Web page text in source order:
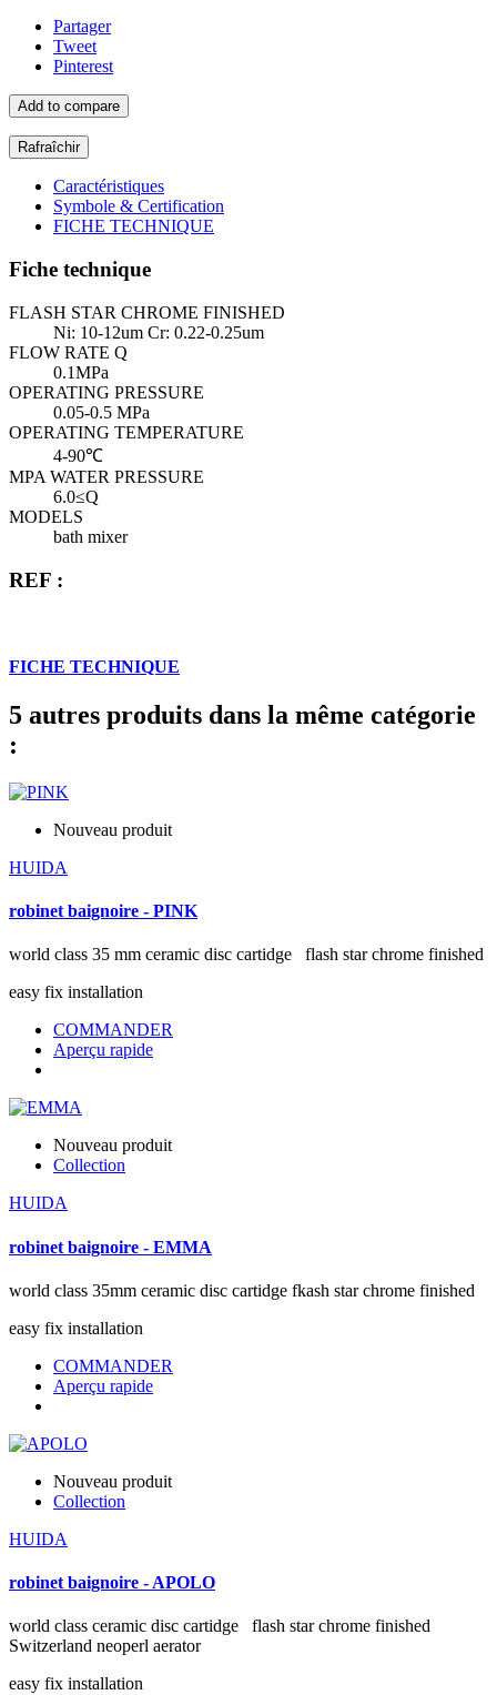
Partager
Tweet
Pinterest
Add to compare
Caractéristiques
Symbole & Certification
FICHE TECHNIQUE
Fiche technique
FLASH STAR CHROME FINISHED
Ni: 10-12um Cr: 0.22-0.25um
FLOW RATE Q
0.1MPa
OPERATING PRESSURE
0.05-0.5 MPa
OPERATING TEMPERATURE
4-90℃
MPA WATER PRESSURE
6.0≤Q
MODELS
bath mixer
REF :
FICHE TECHNIQUE
5 autres produits dans la même catégorie
:
Nouveau produit
HUIDA
robinet baignoire - PINK
world class 35 mm ceramic disc cartidge flash star chrome finished
easy fix installation
COMMANDER
Aperçu rapide
Nouveau produit
Collection
HUIDA
robinet baignoire - EMMA
world class 35mm ceramic disc cartidge fkash star chrome finished
easy fix installation
COMMANDER
Aperçu rapide
Nouveau produit
Collection
HUIDA
robinet baignoire - APOLO
world class ceramic disc cartidge flash star chrome finished
Switzerland neoperl aerator
easy fix installation